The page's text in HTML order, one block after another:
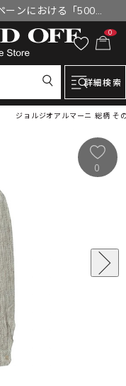
ーンにおける「500円
填について
0
詳細検索
ジョルジオアルマーニ 総柄 そ
0